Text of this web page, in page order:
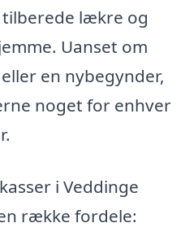
lækre og
Uanset om
en nybegynder,
noget for enhver
i Veddinge
række fordele: